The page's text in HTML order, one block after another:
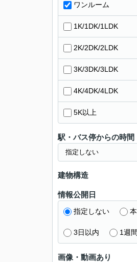
ワンルーム
1K/1DK/1LDK
2K/2DK/2LDK
3K/3DK/3LDK
4K/4DK/4LDK
5K以上
駅・バス停からの時間
建物構造
情報公開日
指定しない
3日以内 1週
画像・動画あり